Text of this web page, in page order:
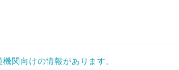
関向けの情報があります。